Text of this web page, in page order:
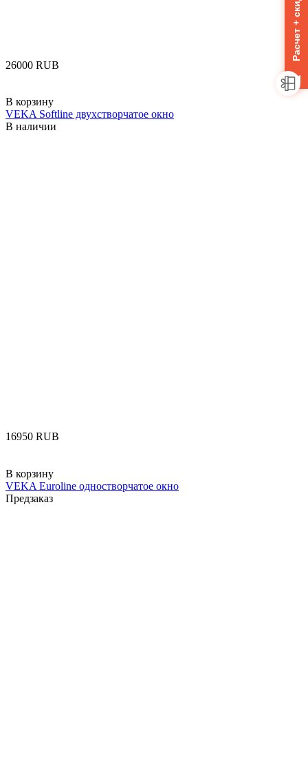
‍26000‍ RUB
В корзину
VEKA Softline двухстворчатое окно
В наличии
‍16950‍ RUB
В корзину
VEKA Euroline одностворчатое окно
Предзаказ